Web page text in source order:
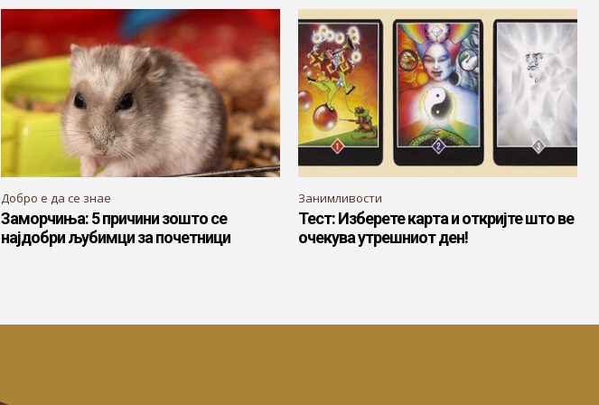
Добро е да се знае
Заморчиња: 5 причини зошто се
најдобри љубимци за почетници
Занимливости
Тест: Изберете карта и откријте што ве
очекува утрешниот ден!